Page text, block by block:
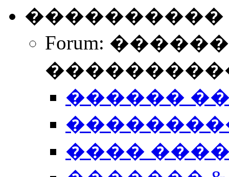
����������
Forum:
������
����